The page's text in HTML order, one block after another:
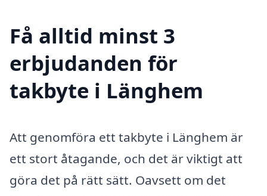
Få alltid minst 3
erbjudanden för
takbyte i Länghem
Att genomföra ett takbyte i Länghem är
ett stort åtagande, och det är viktigt att
göra det på rätt sätt. Oavsett om det